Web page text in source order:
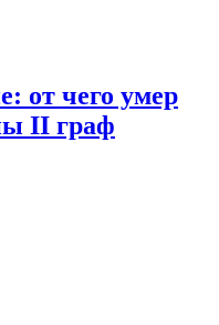
от чего умер
II граф